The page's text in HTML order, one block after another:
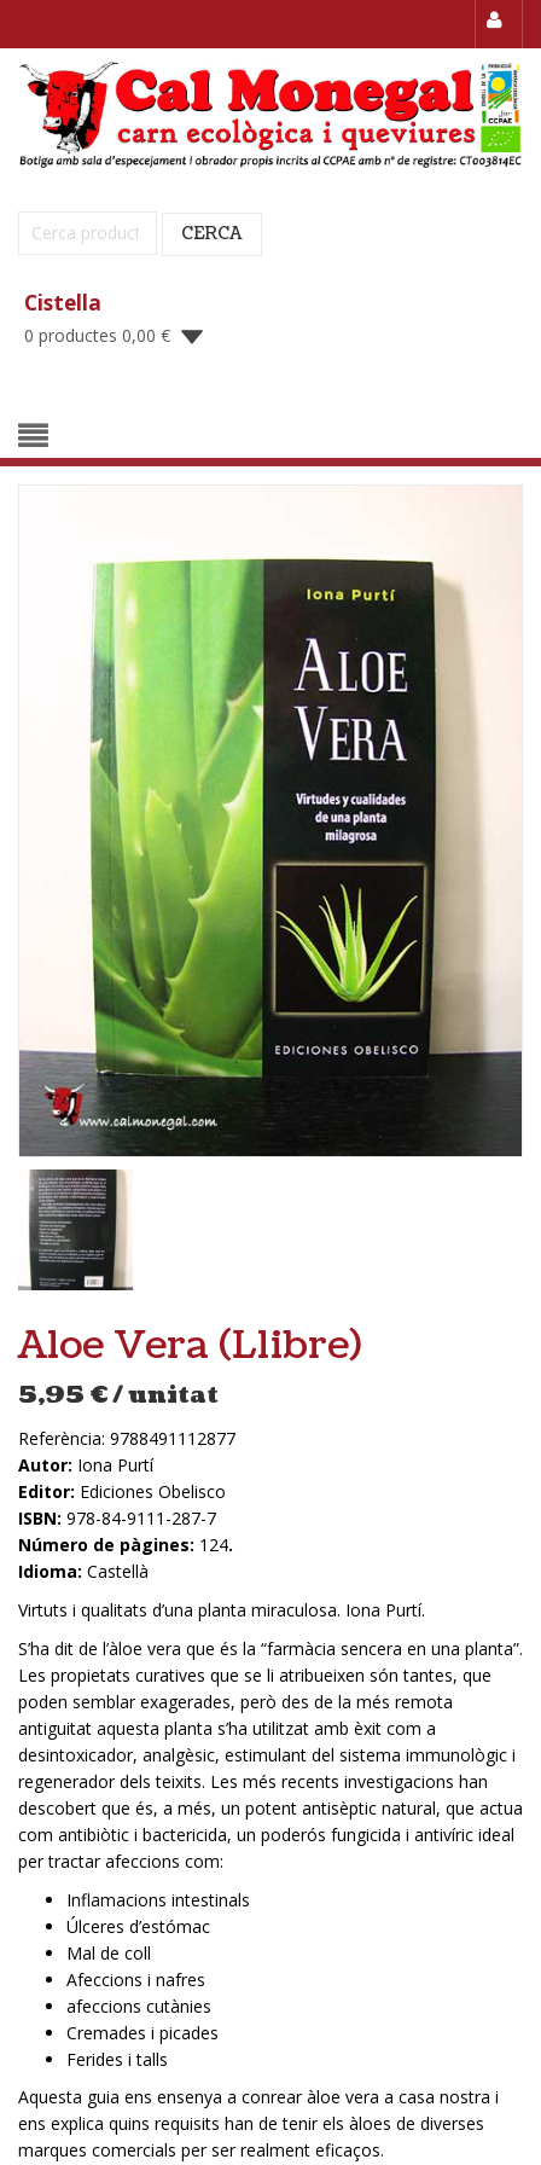
Cerca: CERCA
Cistella
0 productes 0,00 €
Aloe Vera (Llibre)
5,95 €/ unitat
Referència: 9788491112877
Autor: Iona Purtí
Editor: Ediciones Obelisco
ISBN: 978-84-9111-287-7
Número de pàgines: 124.
Idioma: Castellà
Virtuts i qualitats d’una planta miraculosa. Iona Purtí.
S’ha dit de l’àloe vera que és la “farmàcia sencera en una planta”.
Les propietats curatives que se li atribueixen són tantes, que
poden semblar exagerades, però des de la més remota
antiguitat aquesta planta s’ha utilitzat amb èxit com a
desintoxicador, analgèsic, estimulant del sistema immunològic i
regenerador dels teixits. Les més recents investigacions han
descobert que és, a més, un potent antisèptic natural, que actua
com antibiòtic i bactericida, un poderós fungicida i antivíric ideal
per tractar afeccions com:
Inflamacions intestinals
Úlceres d’estómac
Mal de coll
Afeccions i nafres
afeccions cutànies
Cremades i picades
Ferides i talls
Aquesta guia ens ensenya a conrear àloe vera a casa nostra i
ens explica quins requisits han de tenir els àloes de diverses
marques comercials per ser realment eficaços.